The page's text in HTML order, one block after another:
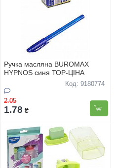
Ручка масляна BUROMAX
HYPNOS синя ТОР-ЦIНА
Код: 9180774
2.05
1.78 ₴